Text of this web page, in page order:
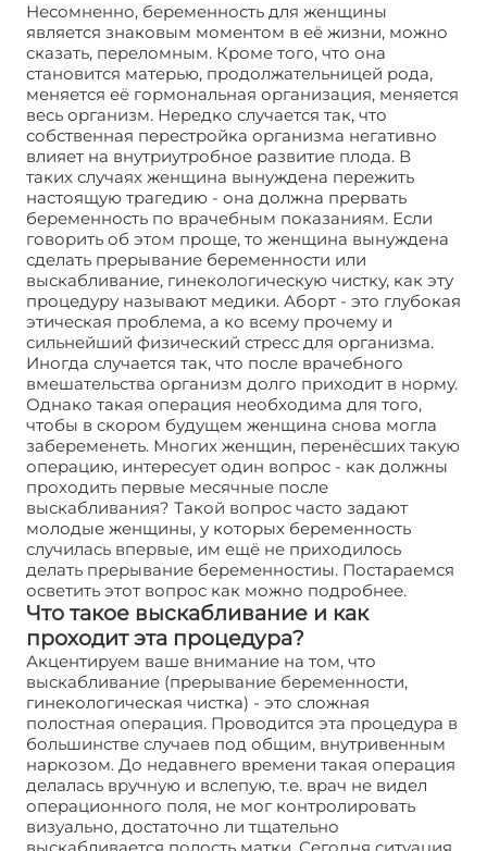
Несомненно, беременность для женщины
является знаковым моментом в её жизни, можно
сказать, переломным. Кроме того, что она
становится матерью, продолжательницей рода,
меняется её гормональная организация, меняется
весь организм. Нередко случается так, что
собственная перестройка организма негативно
влияет на внутриутробное развитие плода. В
таких случаях женщина вынуждена пережить
настоящую трагедию - она должна прервать
беременность по врачебным показаниям. Если
говорить об этом проще, то женщина вынуждена
сделать прерывание беременности или
выскабливание, гинекологическую чистку, как эту
процедуру называют медики. Аборт - это глубокая
этическая проблема, а ко всему прочему и
сильнейший физический стресс для организма.
Иногда случается так, что после врачебного
вмешательства организм долго приходит в норму.
Однако такая операция необходима для того,
чтобы в скором будущем женщина снова могла
забеременеть. Многих женщин, перенёсших такую
операцию, интересует один вопрос - как должны
проходить первые месячные после
выскабливания? Такой вопрос часто задают
молодые женщины, у которых беременность
случилась впервые, им ещё не приходилось
делать прерывание беременностиы. Постараемся
осветить этот вопрос как можно подробнее.
Что такое выскабливание и как
проходит эта процедура?
Акцентируем ваше внимание на том, что
выскабливание (прерывание беременности,
гинекологическая чистка) - это сложная
полостная операция. Проводится эта процедура в
большинстве случаев под общим, внутривенным
наркозом. До недавнего времени такая операция
делалась вручную и вслепую, т.е. врач не видел
операционного поля, не мог контролировать
визуально, достаточно ли тщательно